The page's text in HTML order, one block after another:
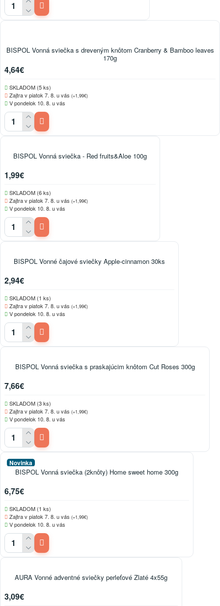
BISPOL Vonná sviečka s dreveným knôtom Cranberry & Bamboo leaves
170g
4,64€
SKLADOM (5 ks)
Zajtra v piatok 7. 8. u vás (+1,99€)
V pondelok 10. 8. u vás
BISPOL Vonná sviečka - Red fruits&Aloe 100g
1,99€
SKLADOM (6 ks)
Zajtra v piatok 7. 8. u vás (+1,99€)
V pondelok 10. 8. u vás
BISPOL Vonné čajové sviečky Apple-cinnamon 30ks
2,94€
SKLADOM (1 ks)
Zajtra v piatok 7. 8. u vás (+1,99€)
V pondelok 10. 8. u vás
BISPOL Vonná sviečka s praskajúcim knôtom Cut Roses 300g
7,66€
SKLADOM (3 ks)
Zajtra v piatok 7. 8. u vás (+1,99€)
V pondelok 10. 8. u vás
Novinka
BISPOL Vonná sviečka (2knôty) Home sweet home 300g
6,75€
SKLADOM (1 ks)
Zajtra v piatok 7. 8. u vás (+1,99€)
V pondelok 10. 8. u vás
AURA Vonné adventné sviečky perleťové Zlaté 4x55g
3,09€